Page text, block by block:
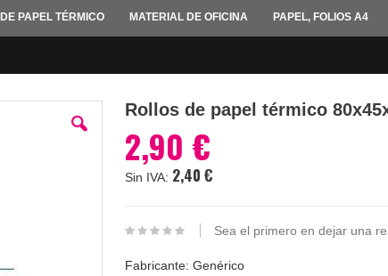
PAPEL TÉRMICO MATERIAL DE OFICINA PAPEL, FOLIOS A4
Rollos de papel térmico
2,90 €
2,40 €
Sea el primero en dejar una
Fabricante: Genérico